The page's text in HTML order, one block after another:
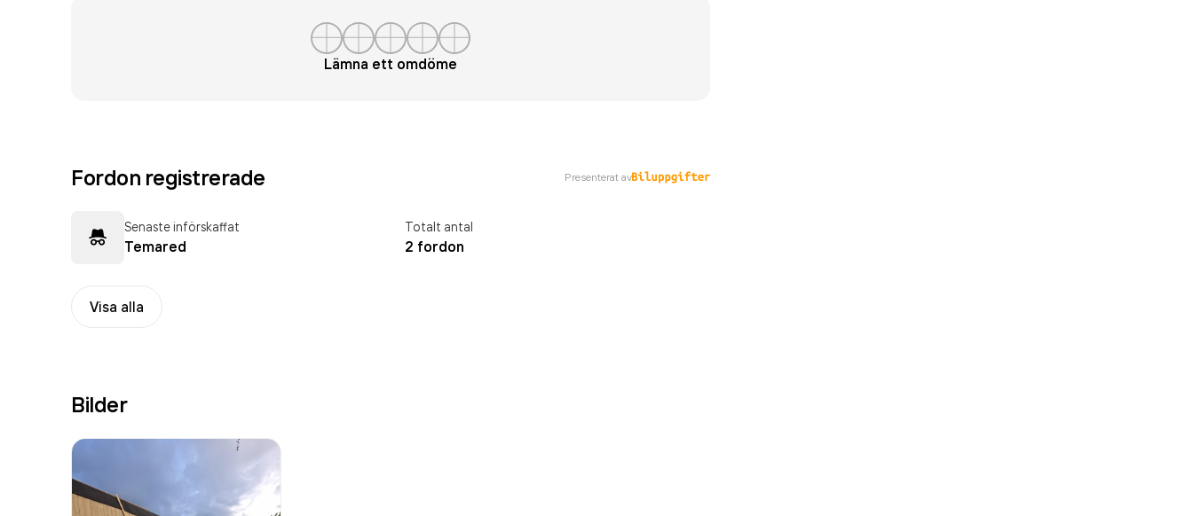
Lämna ett omdöme
Fordon registrerade Presenterat av
Senaste införskaffat
Temared
Totalt antal
2 fordon
Visa alla
Bilder